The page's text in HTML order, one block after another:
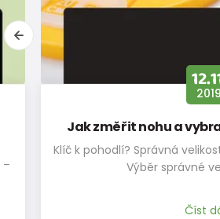
12.11.
Jak změřit nohu a vybrat
Klíč k pohodlí? Správná velikost!
Výběr správné
Číst dále